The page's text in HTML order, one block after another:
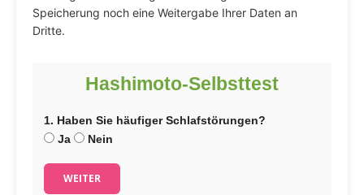
Speicherung noch eine Weitergabe Ihrer Daten an
Dritte.
Hashimoto-Selbsttest
1. Haben Sie häufiger Schlafstörungen?
Ja
Nein
WEITER